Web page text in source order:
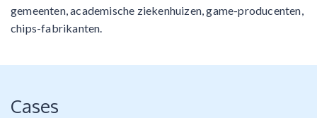
gemeenten, academische ziekenhuizen, game-producenten,
chips-fabrikanten.
Cases